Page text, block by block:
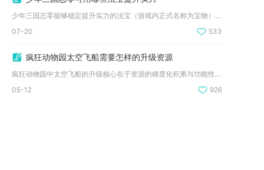
少年三国志零能够稳定提升实力的法宝（游戏内正式名称为宝物）包...
07-20
533
疯狂动物园太空飞船需要怎样的升级资源
疯狂动物园中太空飞船的升级核心在于资源的梯度化积累与功能性优...
05-12
926